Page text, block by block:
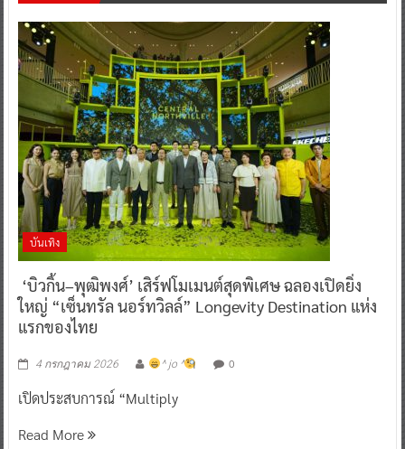
บันเทิง
‘บิวกิ้น–พุฒิพงศ์’ เสิร์ฟโมเมนต์สุดพิเศษ ฉลองเปิดยิ่ง
ใหญ่ “เซ็นทรัล นอร์ทวิลล์” Longevity Destination แห่ง
แรกของไทย
4 กรกฎาคม 2026 ^ jo ^ 0
เปิดประสบการณ์ “Multiply
Read More